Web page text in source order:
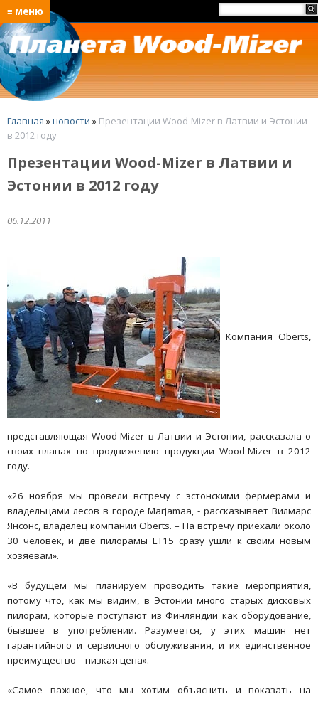
≡ меню
Главная »новости » Презентации Wood-Mizer в Латвии и Эстонии
в 2012 году
Презентации Wood-Mizer в Латвии и
Эстонии в 2012 году
06.12.2011
Компания Oberts,
представляющая Wood-Mizer в Латвии и Эстонии, рассказала о
своих планах по продвижению продукции Wood-Mizer в 2012
году.
«26 ноября мы провели встречу с эстонскими фермерами и
владельцами лесов в городе Marjamaa, - рассказывает Вилмарс
Янсонс, владелец компании Oberts. – На встречу приехали около
30 человек, и две пилорамы LT15 сразу ушли к своим новым
хозяевам».
«В будущем мы планируем проводить такие мероприятия,
потому что, как мы видим, в Эстонии много старых дисковых
пилорам, которые поступают из Финляндии как оборудование,
бывшее в употреблении. Разумеется, у этих машин нет
гарантийного и сервисного обслуживания, и их единственное
преимущество – низкая цена».
«Самое важное, что мы хотим объяснить и показать на